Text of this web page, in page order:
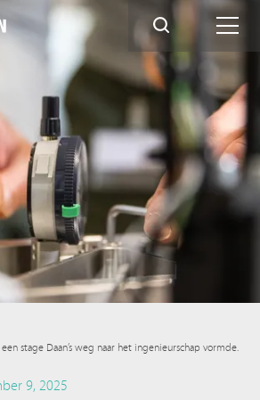
een stage Daan’s weg naar het ingenieurschap vormde.
9, 2025